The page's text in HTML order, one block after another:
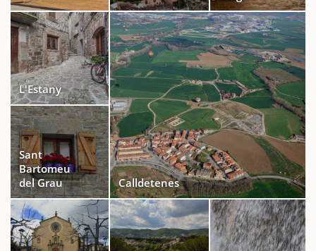
L'Estany
Sant
Bartomeu
del Grau
Calldetenes